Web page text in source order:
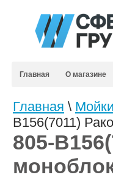
Главная О магазине
Главная \
В156(7011)
805-